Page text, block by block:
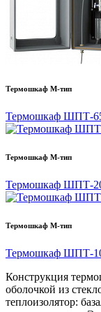
Термошкаф М-тип
Термошкаф ШПТ-
Термошкаф М-тип
Термошкаф ШПТ-
Термошкаф М-тип
Термошкаф ШПТ-
Конструкция
оболочкой из
теплоизолятор: